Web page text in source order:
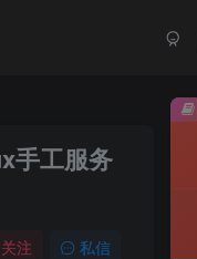
手工服务
关注 私信